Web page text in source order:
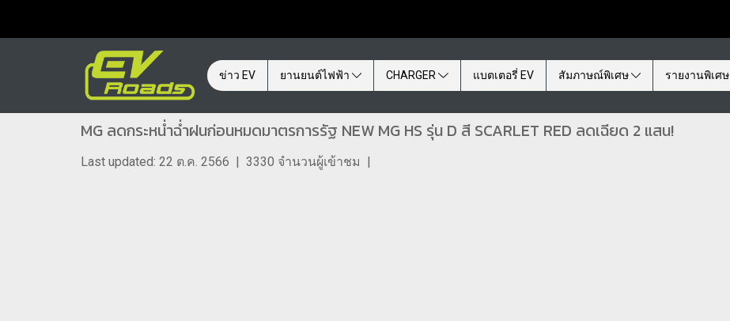
ข่าว EV ยานยนต์ไฟฟ้า CHARGER แบตเตอรี่ EV สัมภาษณ์พิเศษ รายงานพิเศษ
MG ลดกระหน่ำฉ่ำฝนก่อนหมดมาตรการรัฐ NEW MG HS รุ่น D สี SCARLET RED ลดเฉียด 2 แสน!
Last updated: 22 ต.ค. 2566 | 3330 จำนวนผู้เข้าชม |